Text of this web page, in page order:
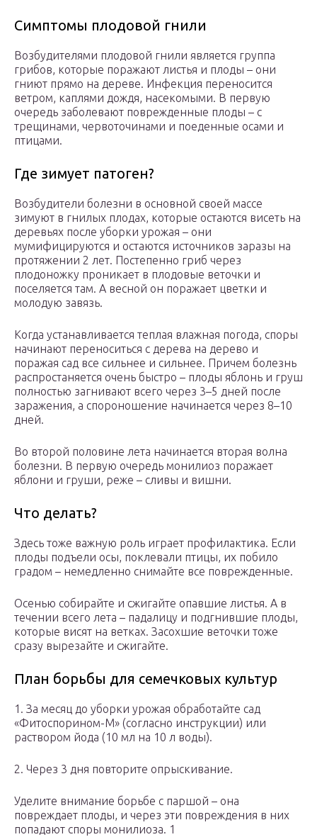
Симптомы плодовой гнили
Возбудителями плодовой гнили является группа
грибов, которые поражают листья и плоды – они
гниют прямо на дереве. Инфекция переносится
ветром, каплями дождя, насекомыми. В первую
очередь заболевают поврежденные плоды – с
трещинами, червоточинами и поеденные осами и
птицами.
Где зимует патоген?
Возбудители болезни в основной своей массе
зимуют в гнилых плодах, которые остаются висеть на
деревьях после уборки урожая – они
мумифицируются и остаются источников заразы на
протяжении 2 лет. Постепенно гриб через
плодоножку проникает в плодовые веточки и
поселяется там. А весной он поражает цветки и
молодую завязь.
Когда устанавливается теплая влажная погода, споры
начинают переноситься с дерева на дерево и
поражая сад все сильнее и сильнее. Причем болезнь
распростаняется очень быстро – плоды яблонь и груш
полностью загнивают всего через 3–5 дней после
заражения, а спороношение начинается через 8–10
дней.
Во второй половине лета начинается вторая волна
болезни. В первую очередь монилиоз поражает
яблони и груши, реже – сливы и вишни.
Что делать?
Здесь тоже важную роль играет профилактика. Если
плоды подъели осы, поклевали птицы, их побило
градом – немедленно снимайте все поврежденные.
Осенью собирайте и сжигайте опавшие листья. А в
течении всего лета – падалицу и подгнившие плоды,
которые висят на ветках. Засохшие веточки тоже
сразу вырезайте и сжигайте.
План борьбы для семечковых культур
1. За месяц до уборки урожая обработайте сад
«Фитоспорином-М» (согласно инструкции) или
раствором йода (10 мл на 10 л воды).
2. Через 3 дня повторите опрыскивание.
Уделите внимание борьбе с паршой – она
повреждает плоды, и через эти повреждения в них
попадают споры монилиоза. 1